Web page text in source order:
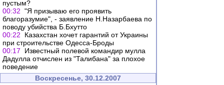
пустым?
00:32 "Я призываю его проявить
благоразумие", - заявление Н.Назарбаева по
поводу убийства Б.Бхутто
00:22
Казахстан хочет гарантий от Украины
при строительстве Одесса-Броды
00:17
Известный полевой командир мулла
Дадулла отчислен из "Талибана" за плохое
поведение
Воскресенье, 30.12.2007